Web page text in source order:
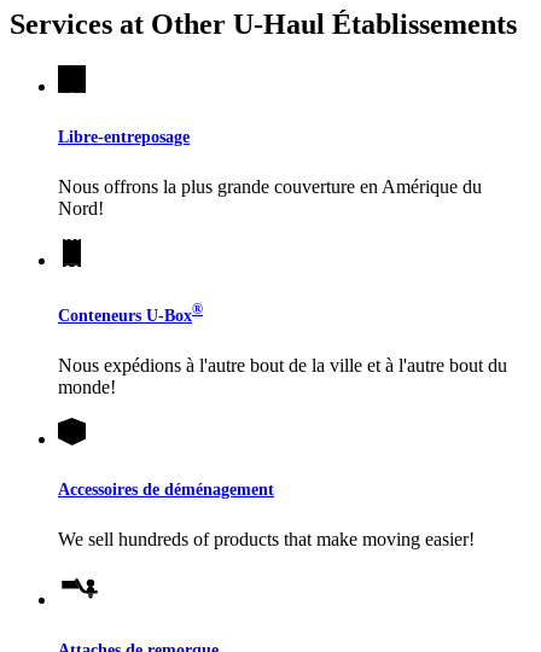
Services at Other U-Haul Établissements
Libre-entreposage
Nous offrons la plus grande couverture en Amérique du
Nord!
Conteneurs U-Box®
Nous expédions à l'autre bout de la ville et à l'autre bout du
monde!
Accessoires de déménagement
We sell hundreds of products that make moving easier!